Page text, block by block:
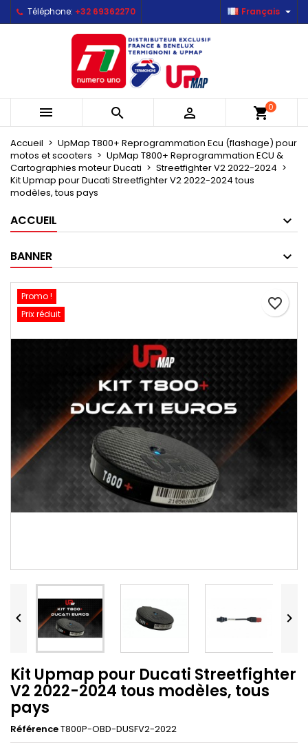
Téléphone: +32 69362270 Français 
   shopping_cart0
Accueil
UpMap T800+ Reprogrammation Ecu (flashage) pour
motos et scooters
UpMap T800+ Reprogrammation ECU &
Cartographies moteur Ducati
Streetfighter V2 2022-2024
Kit Upmap pour Ducati Streetfighter V2 2022-2024 tous
modèles, tous pays
ACCUEIL
BANNER
Promo !
Prix réduit
 
Kit Upmap pour Ducati Streetfighter
V2 2022-2024 tous modèles, tous
pays
RéférenceT800P-OBD-DUSFV2-2022
favorite_border
Mes listes d'envies
Créer une nouvelle liste
Créer une liste d'envies
Nom de la liste d'envies
Connexion
Vous devez être connecté pour ajouter des produits à
Annuler